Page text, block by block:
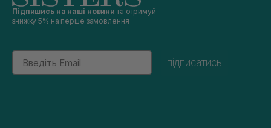
Підпишись на наші новини та отримуй
знижку 5% на перше замовлення
Email
підписатись